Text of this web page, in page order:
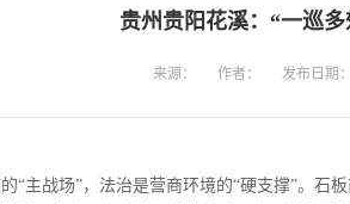
贵州贵阳花溪：“一巡
来源： 作者： 发布日期
战场”，法治是营商环境的“硬支撑”。石